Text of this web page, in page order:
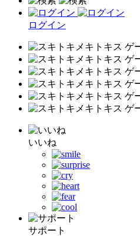
ログイン
いいね
サポート